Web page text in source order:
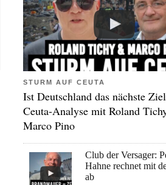
STURM AUF CEUTA
Ist Deutschland das nächste
Ceuta-Analyse mit Roland
Marco Pino
Club der Versager:
Hahne rechnet mit
ab